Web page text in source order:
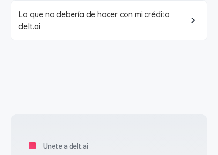
Lo que no debería de hacer con mi crédito
delt.ai
Unéte a delt.ai